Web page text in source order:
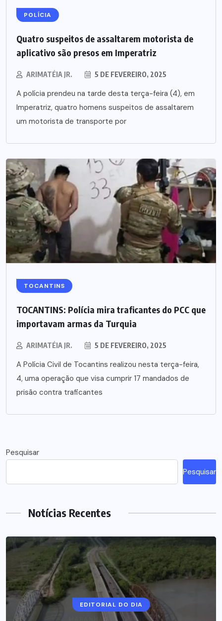
POLÍCIA
Quatro suspeitos de assaltarem motorista de
aplicativo são presos em Imperatriz
ARIMATÉIA JR. 5 DE FEVEREIRO, 2025
A polícia prendeu na tarde desta terça-feira (4), em
Imperatriz, quatro homens suspeitos de assaltarem
um motorista de transporte por
TOCANTINS
TOCANTINS: Polícia mira traficantes do PCC que
importavam armas da Turquia
ARIMATÉIA JR. 5 DE FEVEREIRO, 2025
A Polícia Civil de Tocantins realizou nesta terça-feira,
4, uma operação que visa cumprir 17 mandados de
prisão contra traficantes
Pesquisar
Pesquisar
Notícias Recentes
EDITORIAL DO DIA